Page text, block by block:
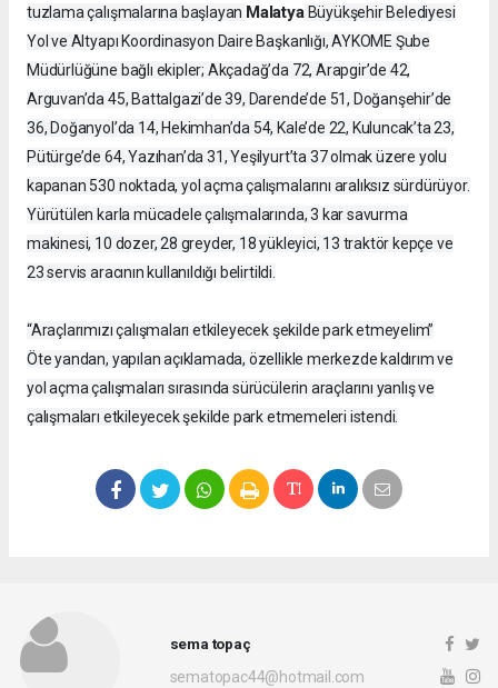
tuzlama çalışmalarına başlayan MalatyaBüyükşehir Belediyesi
Yol ve Altyapı Koordinasyon Daire Başkanlığı, AYKOME Şube
Müdürlüğüne bağlı ekipler; Akçadağ’da 72, Arapgir’de 42,
Arguvan’da 45, Battalgazi’de 39, Darende’de 51, Doğanşehir’de
36, Doğanyol’da 14, Hekimhan’da 54, Kale’de 22, Kuluncak’ta 23,
Pütürge’de 64, Yazıhan’da 31, Yeşilyurt’ta 37 olmak üzere yolu
kapanan 530 noktada, yol açma çalışmalarını aralıksız sürdürüyor.
Yürütülen karla mücadele çalışmalarında, 3 kar savurma
makinesi, 10 dozer, 28 greyder, 18 yükleyici, 13 traktör kepçe ve
23 servis aracının kullanıldığı belirtildi.
“Araçlarımızı çalışmaları etkileyecek şekilde park etmeyelim”
Öte yandan, yapılan açıklamada, özellikle merkezde kaldırım ve
yol açma çalışmaları sırasında sürücülerin araçlarını yanlış ve
çalışmaları etkileyecek şekilde park etmemeleri istendi.
sema topaç
sematopac44@hotmail.com